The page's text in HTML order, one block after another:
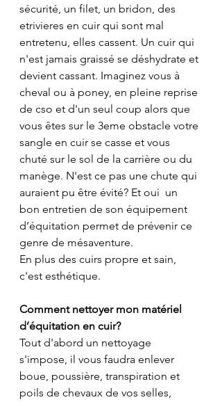
sécurité, un filet, un bridon, des
etrivieres en cuir qui sont mal
entretenu, elles cassent. Un cuir qui
n'est jamais graissé se déshydrate et
devient cassant. Imaginez vous à
cheval ou à poney, en pleine reprise
de cso et d'un seul coup alors que
vous êtes sur le 3eme obstacle votre
sangle en cuir se casse et vous
chuté sur le sol de la carrière ou du
manège. N'est ce pas une chute qui
auraient pu être évité? Et oui  un
bon entretien de son équipement
d’équitation permet de prévenir ce
genre de mésaventure.
En plus des cuirs propre et sain,
c'est esthétique.
Comment nettoyer mon matériel
d’équitation en cuir?
Tout d'abord un nettoyage
s'impose, il vous faudra enlever
boue, poussière, transpiration et
poils de chevaux de vos selles,